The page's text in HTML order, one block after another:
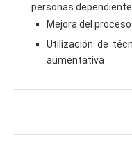
personas
Mejora del
Utilización de
aumentativa